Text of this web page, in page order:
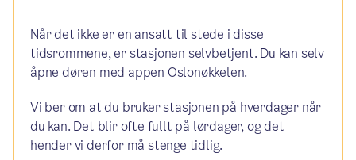
Når det ikke er en ansatt til stede i disse
tidsrommene, er stasjonen selvbetjent. Du kan selv
åpne døren med appen Oslonøkkelen.
Vi ber om at du bruker stasjonen på hverdager når
du kan. Det blir ofte fullt på lørdager, og det
hender vi derfor må stenge tidlig.